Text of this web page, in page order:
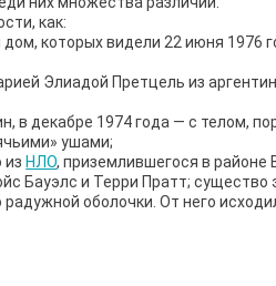
как:
которых видели 22 июня 1976
Элиадой Претцель из
в декабре 1974 года — с телом,
ушами;
из НЛО, приземлившегося в районе
Бауэлс и Терри Пратт; существо
оболочки. От него